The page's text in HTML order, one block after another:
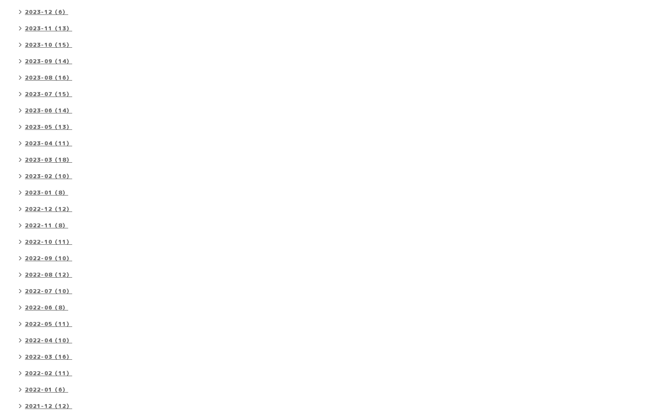
2023-12（6）
2023-11（13）
2023-10（15）
2023-09（14）
2023-08（16）
2023-07（15）
2023-06（14）
2023-05（13）
2023-04（11）
2023-03（18）
2023-02（10）
2023-01（8）
2022-12（12）
2022-11（8）
2022-10（11）
2022-09（10）
2022-08（12）
2022-07（10）
2022-06（8）
2022-05（11）
2022-04（10）
2022-03（16）
2022-02（11）
2022-01（6）
2021-12（12）